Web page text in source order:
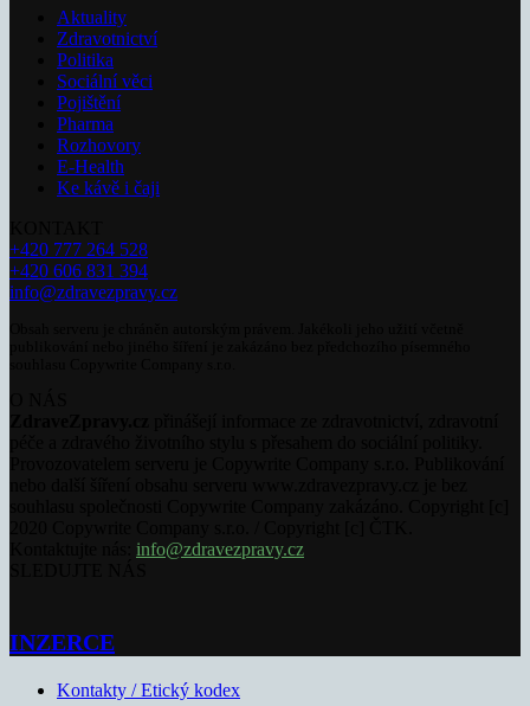
Aktuality
Zdravotnictví
Politika
Sociální věci
Pojištění
Pharma
Rozhovory
E-Health
Ke kávě i čaji
+420 777 264 528
+420 606 831 394
info@zdravezpravy.cz
info@zdravezpravy.cz
INZERCE
Kontakty / Etický kodex